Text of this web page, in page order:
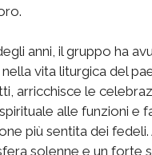
anni, il gruppo ha
vita liturgica del
arricchisce le
alle funzioni e
più sentita dei
solenne e un forte